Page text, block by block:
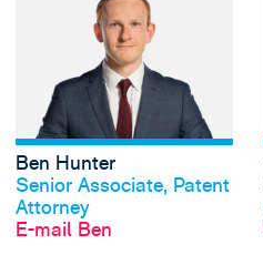
Ben Hunter
Senior Associate, Patent
Attorney
E-mail Ben